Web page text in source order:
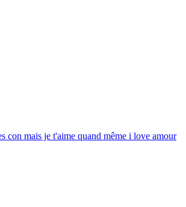
con mais je t'aime quand même i love amour